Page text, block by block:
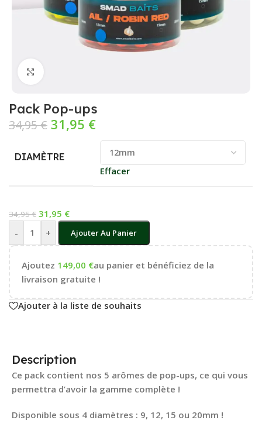
Pack Pop-ups
34,95€ 31,95 €
DIAMÈTRE
Effacer
34,95€ 31,95 €
-
+ Ajouter Au Panier
Ajoutez 149,00 €au panier et bénéficiez de la
livraison gratuite !
Ajouter à la liste de souhaits
Description
Ce pack contient nos 5 arômes de pop-ups, ce qui vous
permettra d’avoir la gamme complète !
Disponible sous 4 diamètres : 9, 12, 15 ou 20mm !